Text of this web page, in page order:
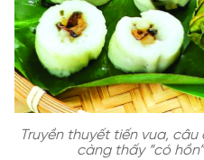
Truyền thuyết tiến vua,
càng thấy “có